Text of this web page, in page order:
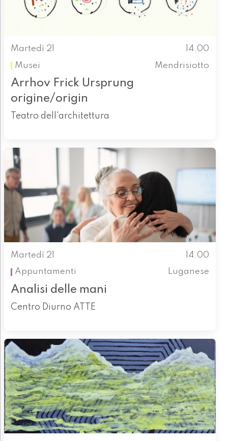
Martedì 21
14.00
Musei
Mendrisiotto
Arrhov Frick Ursprung
origine/origin
Teatro dell'architettura
Martedì 21
14.00
Appuntamenti
Luganese
Analisi delle mani
Centro Diurno ATTE